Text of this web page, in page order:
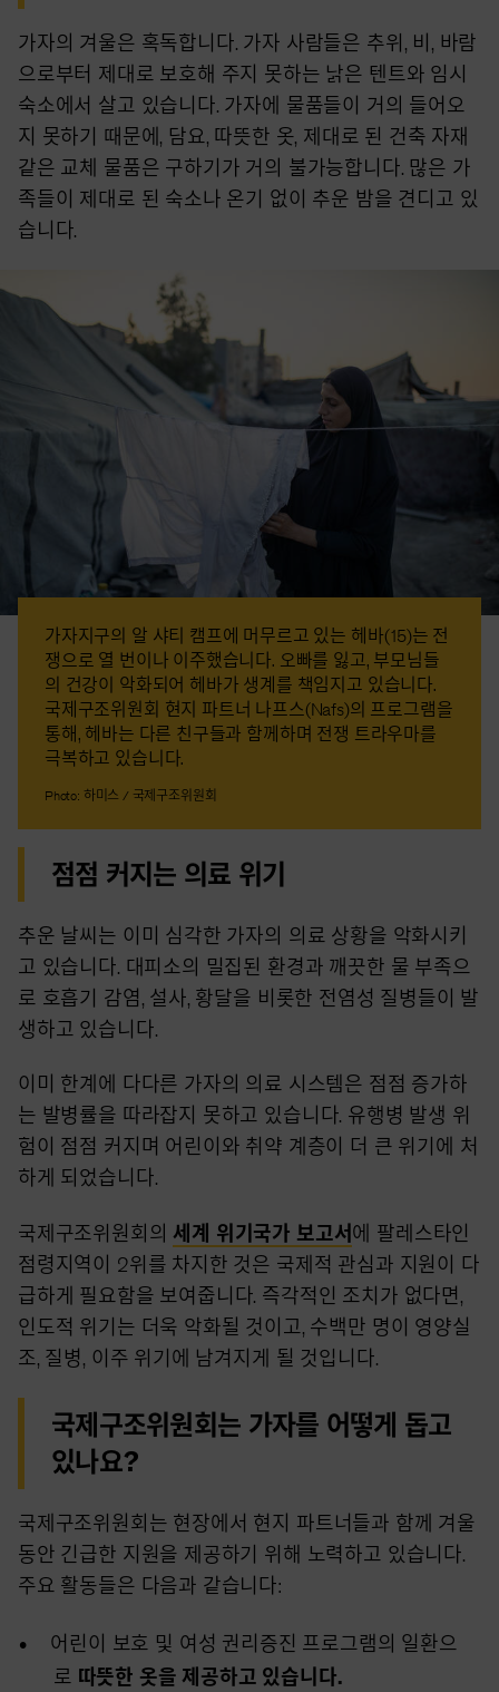
가자의 겨울은 혹독합니다. 가자 사람들은 추위, 비, 바람
으로부터 제대로 보호해 주지 못하는 낡은 텐트와 임시
숙소에서 살고 있습니다. 가자에 물품들이 거의 들어오
지 못하기 때문에, 담요, 따뜻한 옷, 제대로 된 건축 자재
같은 교체 물품은 구하기가 거의 불가능합니다. 많은 가
족들이 제대로 된 숙소나 온기 없이 추운 밤을 견디고 있
습니다.
가자지구의 알 샤티 캠프에 머무르고 있는 헤바(15)는 전
쟁으로 열 번이나 이주했습니다. 오빠를 잃고, 부모님들
의 건강이 악화되어 헤바가 생계를 책임지고 있습니다.
국제구조위원회 현지 파트너 나프스(Nafs)의 프로그램을
통해, 헤바는 다른 친구들과 함께하며 전쟁 트라우마를
극복하고 있습니다.
Photo: 하미스 / 국제구조위원회
점점 커지는 의료 위기
추운 날씨는 이미 심각한 가자의 의료 상황을 악화시키
고 있습니다. 대피소의 밀집된 환경과 깨끗한 물 부족으
로 호흡기 감염, 설사, 황달을 비롯한 전염성 질병들이 발
생하고 있습니다.
이미 한계에 다다른 가자의 의료 시스템은 점점 증가하
는 발병률을 따라잡지 못하고 있습니다. 유행병 발생 위
험이 점점 커지며 어린이와 취약 계층이 더 큰 위기에 처
하게 되었습니다.
국제구조위원회의세계 위기국가 보고서 에 팔레스타인
점령지역이 2위를 차지한 것은 국제적 관심과 지원이 다
급하게 필요함을 보여줍니다. 즉각적인 조치가 없다면,
인도적 위기는 더욱 악화될 것이고, 수백만 명이 영양실
조, 질병, 이주 위기에 남겨지게 될 것입니다.
국제구조위원회는 가자를 어떻게 돕고
있나요?
국제구조위원회는 현장에서 현지 파트너들과 함께 겨울
동안 긴급한 지원을 제공하기 위해 노력하고 있습니다.
주요 활동들은 다음과 같습니다:
어린이 보호 및 여성 권리증진 프로그램의 일환으
로 따뜻한 옷을 제공하고 있습니다.